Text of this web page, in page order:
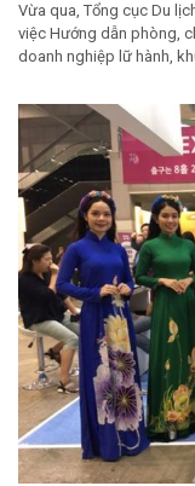
Vừa qua, Tổng cục Du
việc Hướng dẫn phòng,
doanh nghiệp lữ hành,